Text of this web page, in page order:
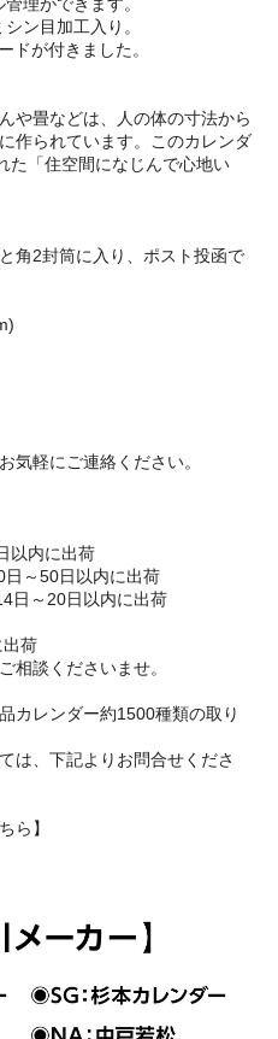
ン目加工入り。
ドが付きました。
や畳などは、人の体の寸法から
作られています。このカレンダ
た「住空間になじんで心地い
角2封筒に入り、ポスト投函で
気軽にご連絡ください。
以内に出荷
～50日以内に出荷
日～20日以内に出荷
出荷
相談くださいませ。
カレンダー約1500種類の取り
は、下記よりお問合せくださ
ら】